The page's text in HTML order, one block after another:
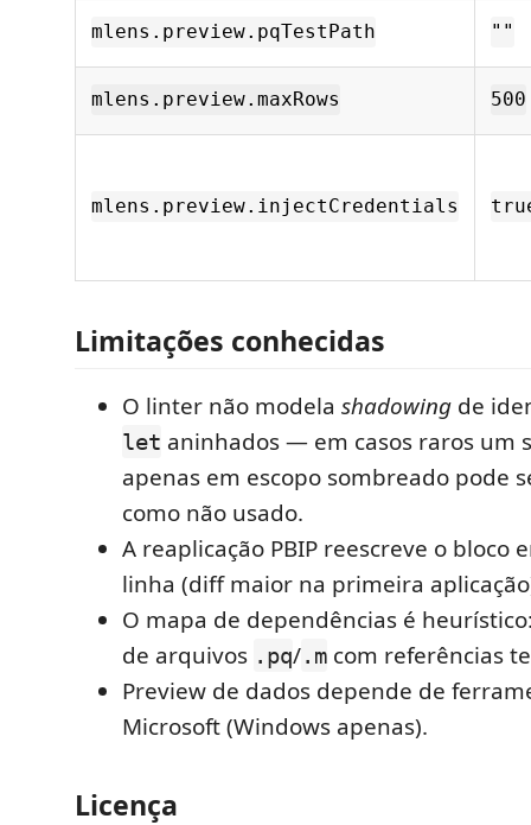
mlens.preview.pqTestPath ""
mlens.preview.maxRows 500
mlens.preview.injectCredentials
Limitações conhecidas
O linter não modela shadowing de
let aninhados — em casos raros um
apenas em escopo sombreado pode
como não usado.
A reaplicação PBIP reescreve o bloco
linha (diff maior na primeira
O mapa de dependências é
de arquivos .pq/.m com referências
Preview de dados depende de
Microsoft (Windows apenas).
Licença